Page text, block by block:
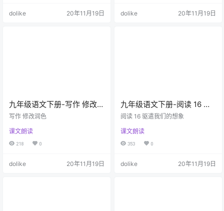
dolike 20年11月19日 dolike 20年11月19日
九年级语文下册-写作 修改润
色(P90-P92)
写作 修改润色
课文朗读
218 0
dolike 20年11月19日
九年级语文下册-阅读 16 驱
遣我们的想象(P86-P89)
阅读 16 驱遣我们的想象
课文朗读
353 0
dolike 20年11月19日